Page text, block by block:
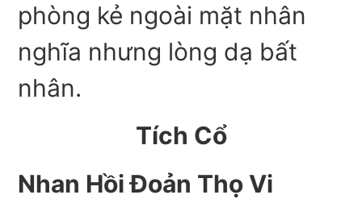
phòng kẻ ngoài mặt nhân
nghĩa nhưng lòng dạ bất
nhân.
Tích Cổ
Nhan Hồi Đoản Thọ Vi